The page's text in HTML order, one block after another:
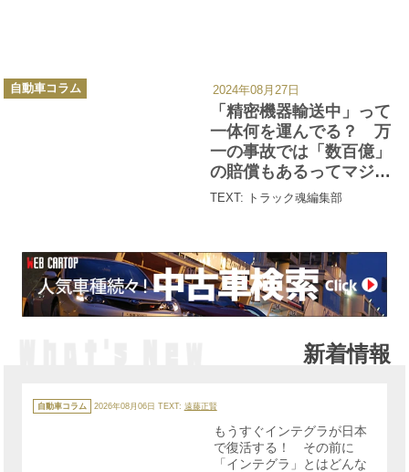
「精密機器輸送中」って
一体何を運んでる？ 万
一の事故では「数百億」
の賠償もあるってマジ
か！
TEXT: トラック魂編集部
カ
テ
自動車コラム 2024年08月27日
新着情報
カ
テ
ゴ
自動車コラム 2026年08月06日 TEXT: 遠藤正賢
もうすぐインテグラが日本
で復活する！ その前に
「インテグラ」とはどんな